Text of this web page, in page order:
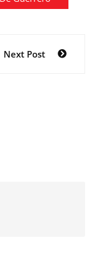
Next Post